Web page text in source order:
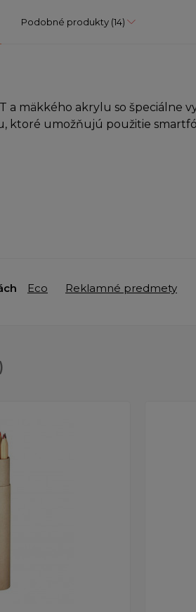
Podobné produkty (14)
a mäkkého akrylu so špeciálne
ktoré umožňujú použitie
Eco Reklamné predmety